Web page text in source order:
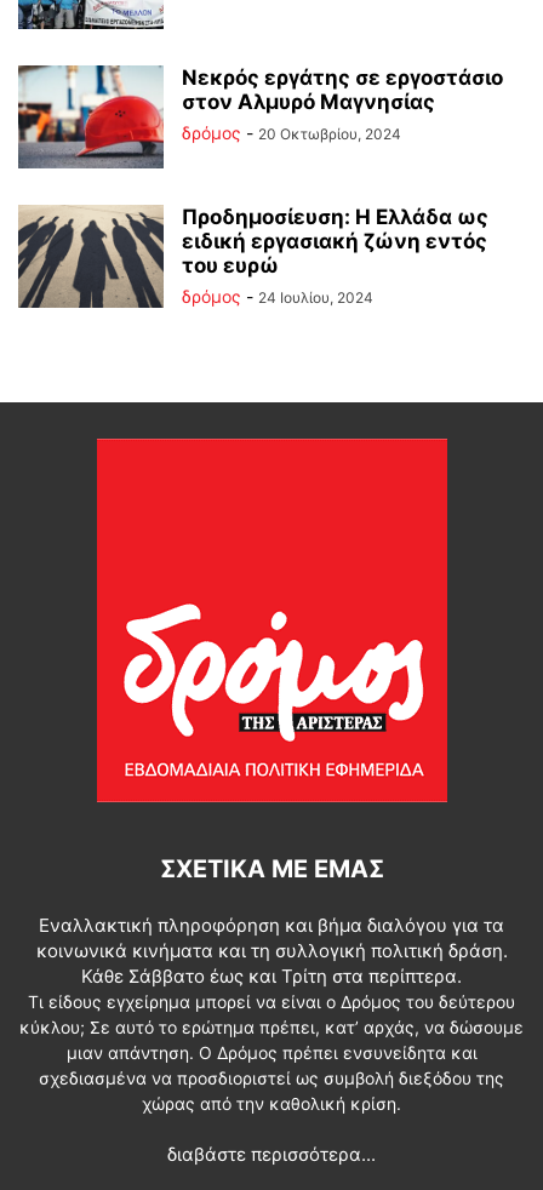
Νεκρός εργάτης σε εργοστάσιο
στον Αλμυρό Μαγνησίας
δρόμος - 20 Οκτωβρίου, 2024
Προδημοσίευση: Η Ελλάδα ως
ειδική εργασιακή ζώνη εντός
του ευρώ
δρόμος - 24 Ιουλίου, 2024
ΣΧΕΤΙΚΆ ΜΕ ΕΜΆΣ
Εναλλακτική πληροφόρηση και βήμα διαλόγου για τα
κοινωνικά κινήματα και τη συλλογική πολιτική δράση.
Κάθε Σάββατο έως και Τρίτη στα περίπτερα.
Τι είδους εγχείρημα μπορεί να είναι ο Δρόμος του δεύτερου
κύκλου; Σε αυτό το ερώτημα πρέπει, κατ’ αρχάς, να δώσουμε
μιαν απάντηση. Ο Δρόμος πρέπει ενσυνείδητα και
σχεδιασμένα να προσδιοριστεί ως συμβολή διεξόδου της
χώρας από την καθολική κρίση.
διαβάστε περισσότερα...